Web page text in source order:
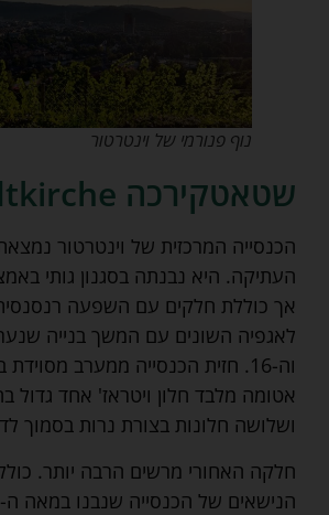
נוף פנורמי של וינטרטור
שטאטקירכה Stadtkirche
הכנסייה המרכזית של וינטרטור
אך כוללת חלקים עם השפעה רנסנסית
וה-16. חזית הכנסייה ממערב מסוידת
אטומה מלבד חלון ויטראז' אחד גדול
ושלושה חלונות בצורת נרות בסמוך
חלקה האחורי מרשים הרבה יותר.